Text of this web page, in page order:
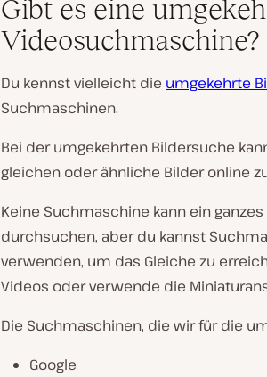
Gibt es eine
Videosuchmaschine?
Du kennst vielleicht die umgekehrte
Suchmaschinen.
Bei der umgekehrten Bildersuche
gleichen oder ähnliche Bilder online
Keine Suchmaschine kann ein
durchsuchen, aber du kannst
verwenden, um das Gleiche zu
Videos oder verwende die
Die Suchmaschinen, die wir für die
Google